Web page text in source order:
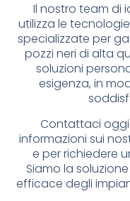
Il nostro team di
utilizza le
specializzate per
pozzi neri di alta
soluzioni
esigenza, in
Contattaci oggi
informazioni sui
e per richiedere
Siamo la
efficace degli